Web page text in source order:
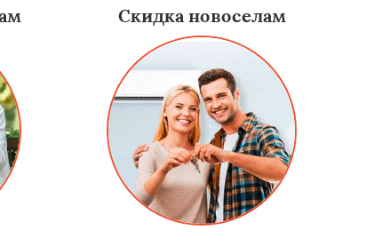
Скидка новоселам